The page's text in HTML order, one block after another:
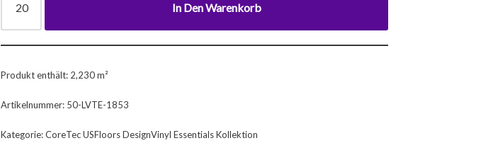
In Den Warenkorb
Produkt enthält: 2,230m²
Artikelnummer: 50-LVTE-1853
Kategorie:CoreTec USFloors DesignVinyl Essentials Kollektion